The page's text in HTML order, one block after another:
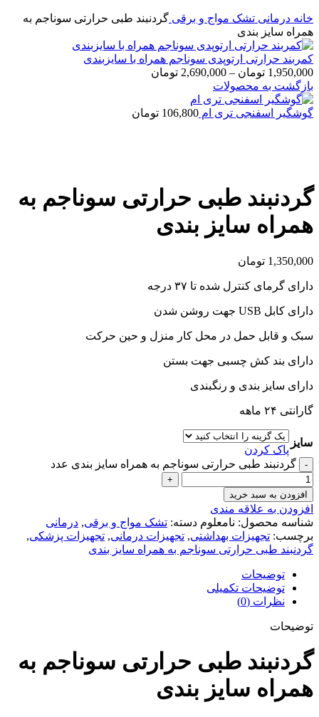
خانه درمانی تشک مواج و برقی گردنبند طبی حرارتی سوناجم به
همراه سایز بندی
کمربند حرارتی ارتوپدی سوناجم همراه با سایزبندی
1,950,000 تومان –
2,690,000 تومان
بازگشت به محصولات
گوشگیر اسفنجی تری ام 106,800 تومان
گردنبند طبی حرارتی سوناجم به
همراه سایز بندی
1,350,000 تومان
دارای گرمای کنترل شده تا ۳۷ درجه
دارای کابل USB جهت روشن شدن
سبک و قابل حمل در محل کار منزل و حین حرکت
دارای بند کش چسبی جهت بستن
دارای سایز بندی و رنگبندی
گارانتی ۲۴ ماهه
سایز
پاک کردن
گردنبند طبی حرارتی سوناجم به همراه سایز بندی عدد
افزودن به سبد خرید
افزودن به علاقه مندی
شناسه محصول: نامعلوم دسته: تشک مواج و برقی, درمانی
برچسب: تجهیزات بهداشتی, تجهیزات درمانی, تجهیزات پزشکی,
گردنبند طبی حرارتی سوناجم به همراه سایز بندی
توضیحات
توضیحات تکمیلی
نظرات (0)
توضیحات
گردنبند طبی حرارتی سوناجم به
همراه سایز بندی